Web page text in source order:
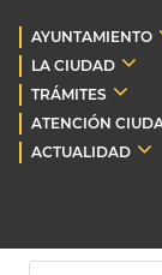
AYUNTAMIENTO
LA CIUDAD
TRÁMITES
ATENCIÓN
ACTUALIDAD